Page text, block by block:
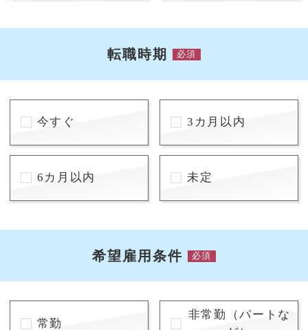
転職時期 必須
今すぐ 3カ月以内
6カ月以内 未定
希望雇用条件 必須
常勤
非常勤（パートな